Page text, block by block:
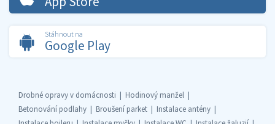
Stáhnout na
Google Play
Drobné opravy v domácnosti
Hodinový manžel
Betonování podlahy
Broušení parket
Instalace antény